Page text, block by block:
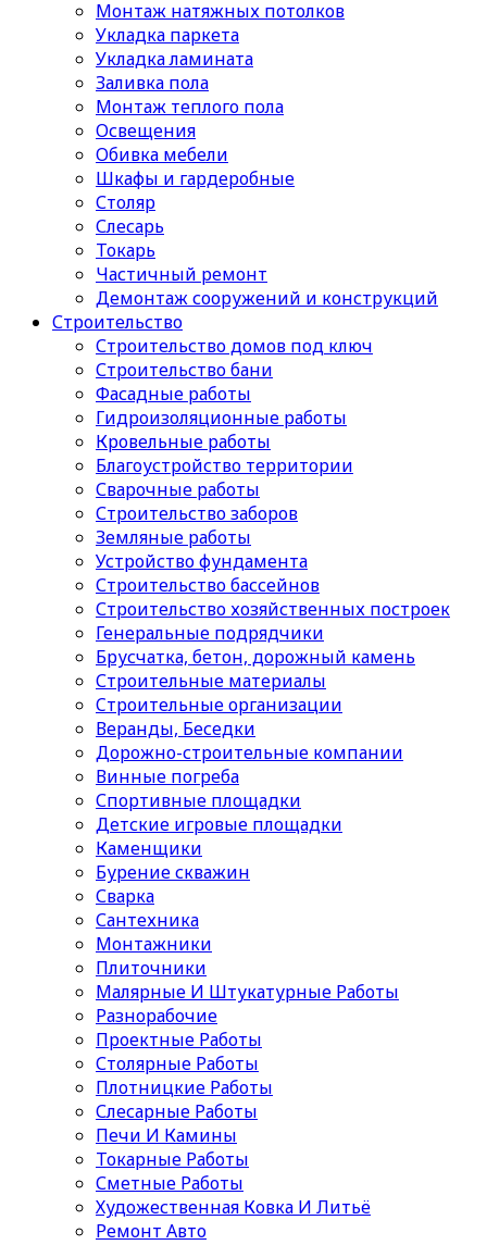
Монтаж натяжных потолков
Укладка паркета
Укладка ламината
Заливка пола
Монтаж теплого пола
Освещения
Обивка мебели
Шкафы и гардеробные
Столяр
Слесарь
Токарь
Частичный ремонт
Демонтаж сооружений и конструкций
Строительство
Строительство домов под ключ
Строительство бани
Фасадные работы
Гидроизоляционные работы
Кровельные работы
Благоустройство территории
Сварочные работы
Строительство заборов
Земляные работы
Устройство фундамента
Строительство бассейнов
Строительство хозяйственных построек
Генеральные подрядчики
Брусчатка, бетон, дорожный камень
Строительные материалы
Cтроительные организации
Веранды, Беседки
Дорожно-строительные компании
Винные погреба
Спортивные площадки
Детские игровые площадки
Каменщики
Бурение скважин
Сварка
Сантехника
Монтажники
Плиточники
Малярные И Штукатурные Работы
Разнорабочие
Проектные Работы
Столярные Работы
Плотницкие Работы
Слесарные Работы
Печи И Камины
Токарные Работы
Сметные Работы
Художественная Ковка И Литьё
Ремонт Авто